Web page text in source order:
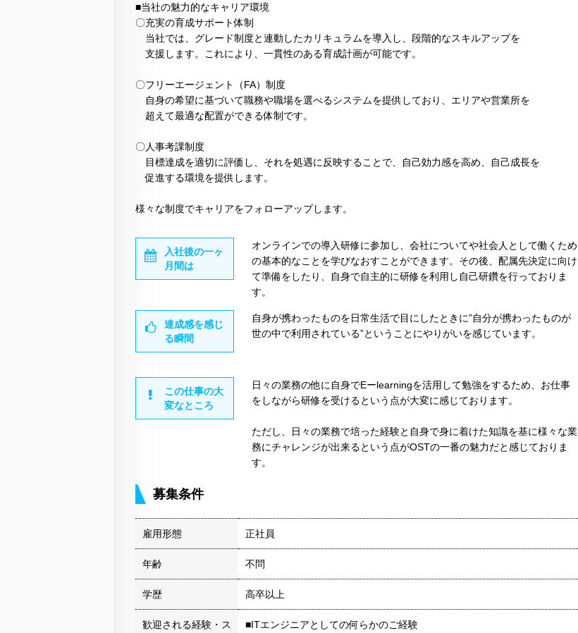
■当社の魅力的なキャリア環境
〇充実の育成サポート体制
当社では、グレード制度と連動したカリキュラムを導入し、段階的なスキルアップを
支援します。これにより、一貫性のある育成計画が可能です。
〇フリーエージェント（FA）制度
自身の希望に基づいて職務や職場を選べるシステムを提供しており、エリアや営業所を
超えて最適な配置ができる体制です。
〇人事考課制度
目標達成を適切に評価し、それを処遇に反映することで、自己効力感を高め、自己成長を
促進する環境を提供します。
様々な制度でキャリアをフォローアップします。
入社後の一ヶ
月間は
オンラインでの導入研修に参加し、会社についてや社会人として働くため
の基本的なことを学びなおすことができます。その後、配属先決定に向け
て準備をしたり、自身で自主的に研修を利用し自己研鑽を行っておりま
す。
達成感を感じ
る瞬間
自身が携わったものを日常生活で目にしたときに”自分が携わったものが
世の中で利用されている”ということにやりがいを感じています。
この仕事の大
変なところ
日々の業務の他に自身でEーlearningを活用して勉強をするため、お仕事
をしながら研修を受けるという点が大変に感じております。
ただし、日々の業務で培った経験と自身で身に着けた知識を基に様々な業
務にチャレンジが出来るという点がOSTの一番の魅力だと感じておりま
す。
募集条件
雇用形態 正社員
年齢 不問
学歴 高卒以上
歓迎される経験・ス
■ITエンジニアとしての何らかのご経験